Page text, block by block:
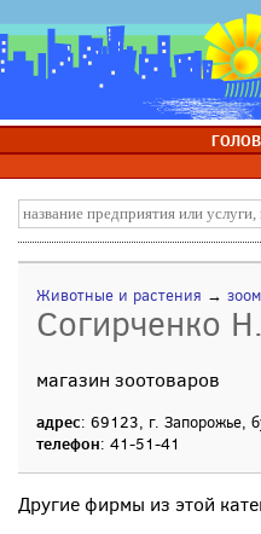
Животные и растения →
Согирченко
магазин зоотоваров
адрес: 69123, г. Запорожье,
телефон: 41-51-41
Другие фирмы из этой